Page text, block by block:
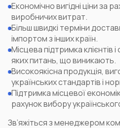
Економічно вигідні ціни за
виробничих витрат.
Більш швидкі терміни
імпортом з інших країн.
Місцева підтримка клієнтів
яких питань, що виникають.
Високоякісна продукція,
українських стандартів і
Підтримка місцевої
рахунок вибору
Зв’яжіться з менеджером